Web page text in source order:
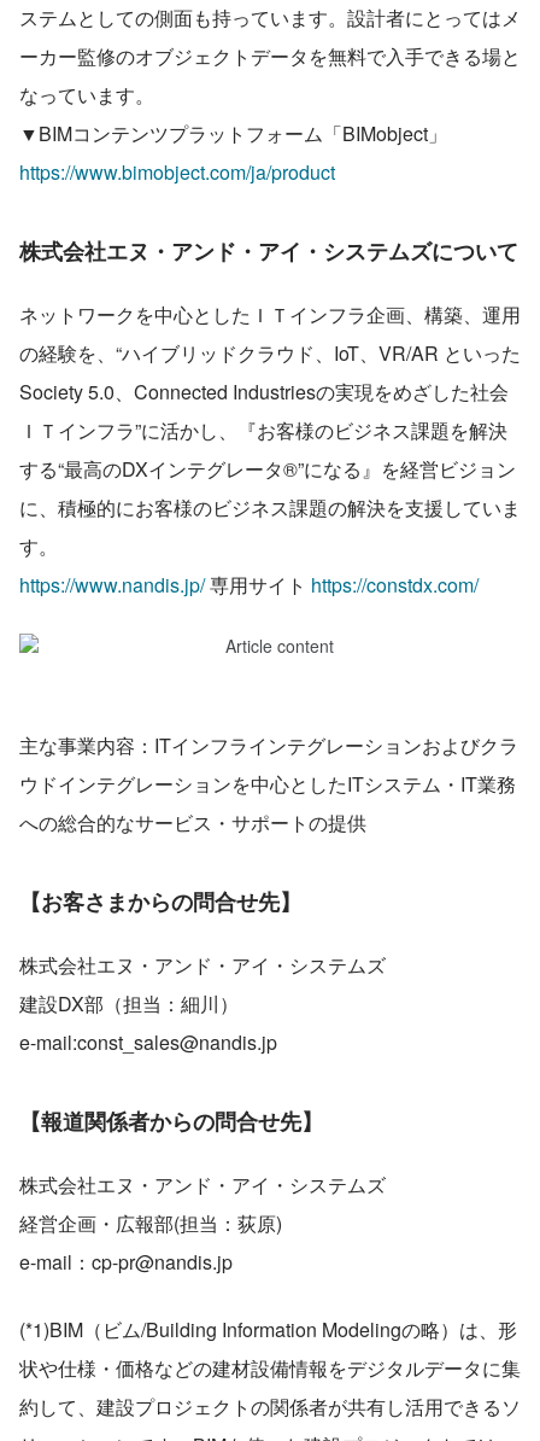
ステムとしての側面も持っています。設計者にとってはメ
ーカー監修のオブジェクトデータを無料で入手できる場と
なっています。
▼BIMコンテンツプラットフォーム「BIMobject」
https://www.bimobject.com/ja/product
株式会社エヌ・アンド・アイ・システムズについて
ネットワークを中心としたＩＴインフラ企画、構築、運用
の経験を、“ハイブリッドクラウド、IoT、VR/AR といった
Society 5.0、Connected Industriesの実現をめざした社会
ＩＴインフラ”に活かし、『お客様のビジネス課題を解決
する“最高のDXインテグレータ®”になる』を経営ビジョン
に、積極的にお客様のビジネス課題の解決を支援していま
す。
https://www.nandis.jp/ 専用サイト https://constdx.com/
主な事業内容：ITインフラインテグレーションおよびクラ
ウドインテグレーションを中心としたITシステム・IT業務
への総合的なサービス・サポートの提供
【お客さまからの問合せ先】
株式会社エヌ・アンド・アイ・システムズ
建設DX部（担当：細川）
e-mail:const_sales@nandis.jp
【報道関係者からの問合せ先】
株式会社エヌ・アンド・アイ・システムズ
経営企画・広報部(担当：荻原)
e-mail：cp-pr@nandis.jp
(*1)BIM（ビム/Building Information Modelingの略）は、形
状や仕様・価格などの建材設備情報をデジタルデータに集
約して、建設プロジェクトの関係者が共有し活用できるソ